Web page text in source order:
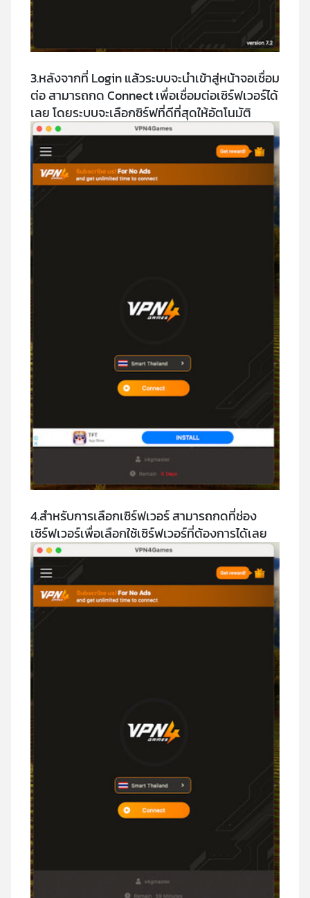
3.หลังจากที่ Login แล้วระบบจะนำเข้าสู่หน้าจอเชื่อม
ต่อ สามารถกด Connect เพื่อเชื่อมต่อเซิร์ฟเวอร์ได้
เลย โดยระบบจะเลือกซิร์ฟที่ดีที่สุดให้อัตโนมัติ
4.สำหรับการเลือกเซิร์ฟเวอร์ สามารถกดที่ช่อง
เซิร์ฟเวอร์เพื่อเลือกใช้เซิร์ฟเวอร์ที่ต้องการได้เลย